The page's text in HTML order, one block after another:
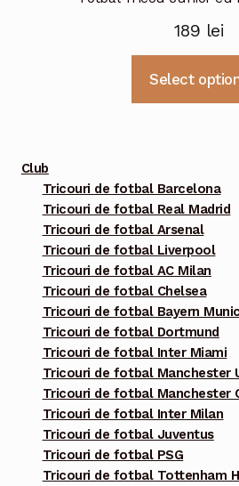
189 lei
Select
Club
Tricouri de fotbal Barcelona
Tricouri de fotbal Real Madrid
Tricouri de fotbal Arsenal
Tricouri de fotbal Liverpool
Tricouri de fotbal AC Milan
Tricouri de fotbal Chelsea
Tricouri de fotbal Bayern
Tricouri de fotbal Dortmund
Tricouri de fotbal Inter Miami
Tricouri de fotbal Manchester
Tricouri de fotbal Manchester
Tricouri de fotbal Inter Milan
Tricouri de fotbal Juventus
Tricouri de fotbal PSG
Tricouri de fotbal Tottenham